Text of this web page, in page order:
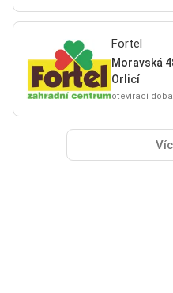
Fortel
Moravská
Orlicí
otevírací doba